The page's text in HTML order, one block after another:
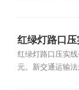
红绿灯路口
红绿灯路口压实
元。新交通运输法